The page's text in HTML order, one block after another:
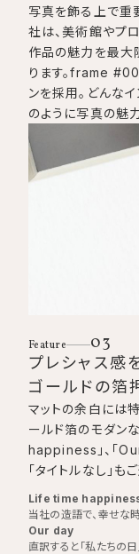
写真を飾る上で重
社は、美術館やプ
作品の魅力を最大
ります。frame
ンを採用。どんな
のように写真の魅
Feature 03
プレシャス感
ゴールドの箔
マットの余白には
ールド箔のモダン
happiness」、「
「タイトルなし」も
Life time
当社の造語で、幸せな
Our day
直訳すると「私たちの日